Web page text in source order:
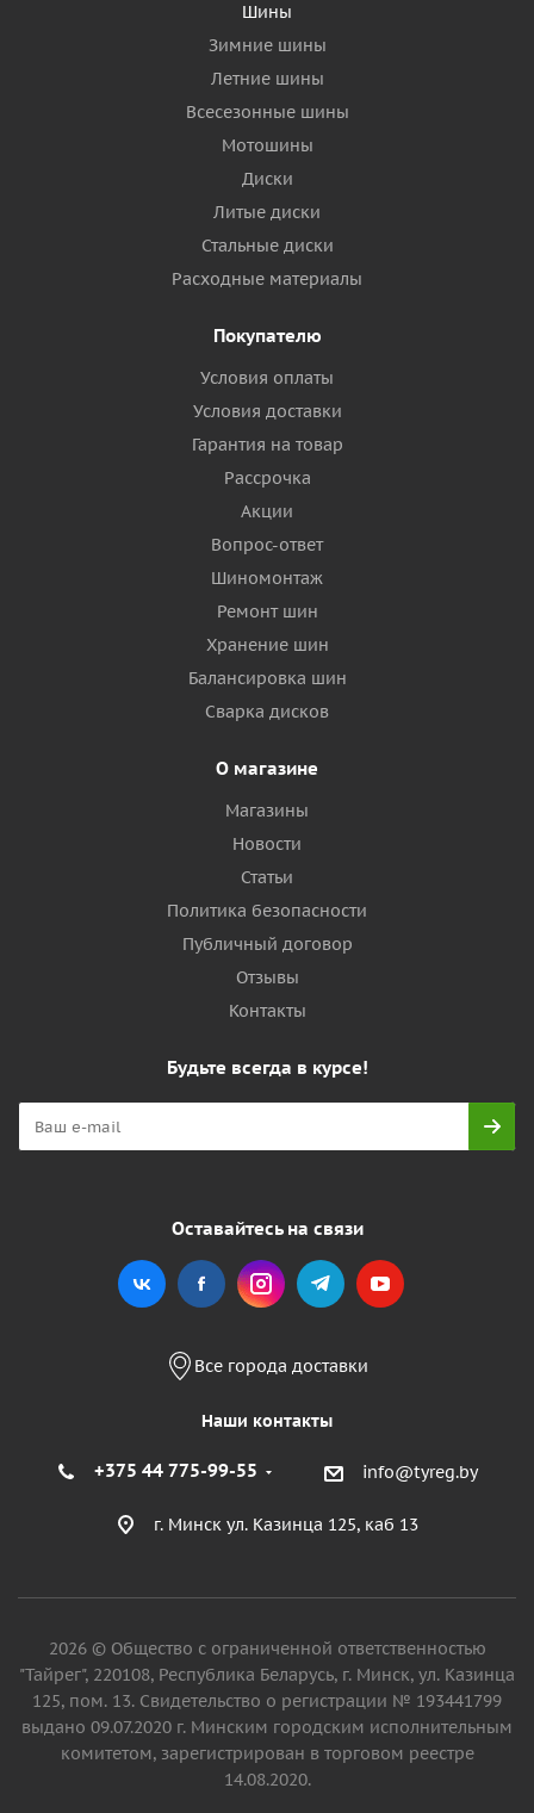
Шины
Зимние шины
Летние шины
Всесезонные шины
Мотошины
Диски
Литые диски
Стальные диски
Расходные материалы
Покупателю
Условия оплаты
Условия доставки
Гарантия на товар
Рассрочка
Акции
Вопрос-ответ
Шиномонтаж
Ремонт шин
Хранение шин
Балансировка шин
Сварка дисков
О магазине
Магазины
Новости
Статьи
Политика безопасности
Публичный договор
Отзывы
Контакты
Будьте всегда в курсе!
Оставайтесь на связи
Все города доставки
Наши контакты
+375 44 775-99-55 info@tyreg.by
г. Минск ул. Казинца 125, каб 13
2026 © Общество с ограниченной ответственностью
"Тайрег", 220108, Республика Беларусь, г. Минск, ул. Казинца
125, пом. 13. Свидетельство о регистрации № 193441799
выдано 09.07.2020 г. Минским городским исполнительным
комитетом, зарегистрирован в торговом реестре
14.08.2020.